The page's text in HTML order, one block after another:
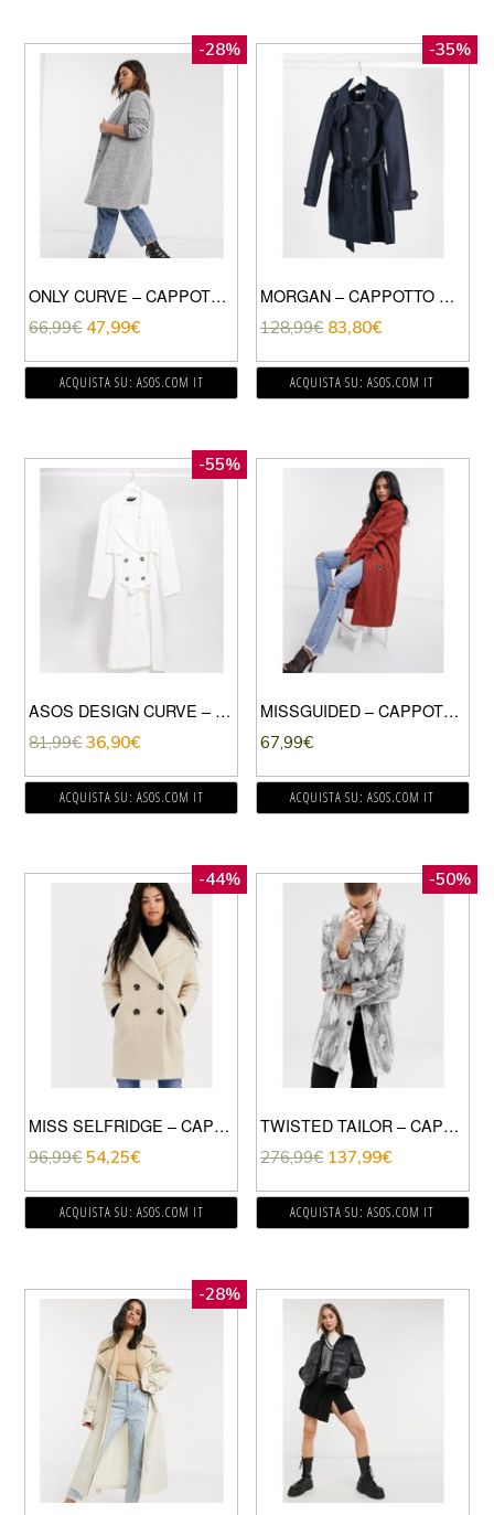
-28%
ONLY CURVE – CAPPOTTO GRIGIO CHIARO
66,99€ 47,99€
ACQUISTA SU: ASOS.COM IT
-35%
MORGAN – CAPPOTTO DOPPIOPETTO CON ZIP E CINTURA BLU NAVY
128,99€ 83,80€
ACQUISTA SU: ASOS.COM IT
-55%
ASOS DESIGN CURVE – TRENCH AMPIO BIANCO-VERDE
81,99€ 36,90€
ACQUISTA SU: ASOS.COM IT
MISSGUIDED – CAPPOTTO COCOON DOPPIOPETTO RUGGINE-ROSSO
67,99€
ACQUISTA SU: ASOS.COM IT
-44%
MISS SELFRIDGE – CAPPOTTO TEDDY BEAR LUNGO CREMA
96,99€ 54,25€
ACQUISTA SU: ASOS.COM IT
-50%
TWISTED TAILOR – CAPPOTTO ELEGANTE IN PELLICCIA SINTETICA-GRIGIO
276,99€ 137,99€
ACQUISTA SU: ASOS.COM IT
-28%